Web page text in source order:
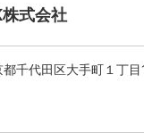
式会社
都千代田区大手町１丁